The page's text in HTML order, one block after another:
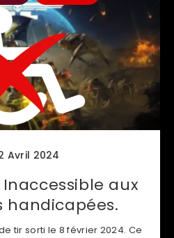
Avril 2024
Inaccessible aux
handicapées.
tir sorti le 8 février 2024. Ce